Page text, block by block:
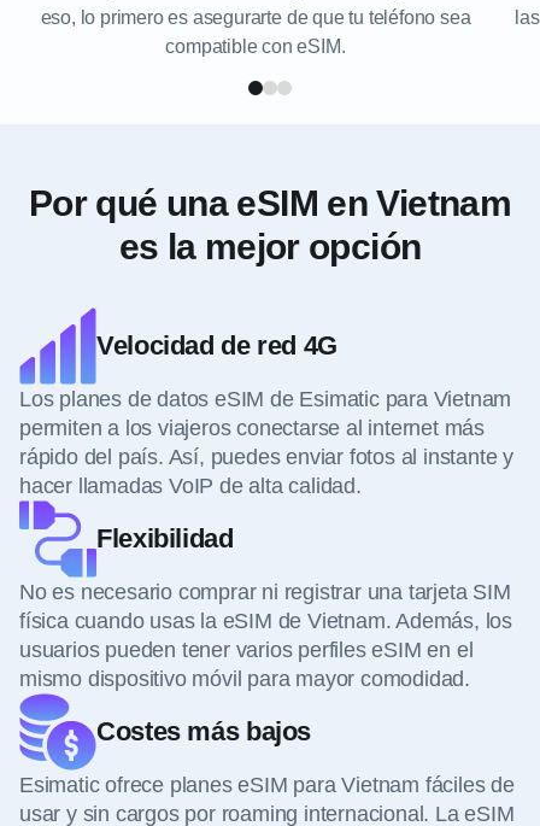
eso, lo primero es asegurarte de que tu teléfono sea
compatible con eSIM.
Por qué una eSIM en Vietnam
es la mejor opción
Velocidad de red 4G
Los planes de datos eSIM de Esimatic para Vietnam
permiten a los viajeros conectarse al internet más
rápido del país. Así, puedes enviar fotos al instante y
hacer llamadas VoIP de alta calidad.
Flexibilidad
No es necesario comprar ni registrar una tarjeta SIM
física cuando usas la eSIM de Vietnam. Además, los
usuarios pueden tener varios perfiles eSIM en el
mismo dispositivo móvil para mayor comodidad.
Costes más bajos
Esimatic ofrece planes eSIM para Vietnam fáciles de
usar y sin cargos por roaming internacional. La eSIM